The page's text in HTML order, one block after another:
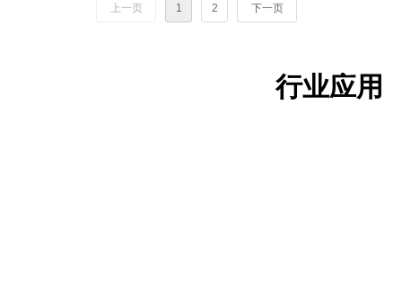
IP54/F级，非轴伸端闷
准轴
上一页 1 2 下一页
行业应用